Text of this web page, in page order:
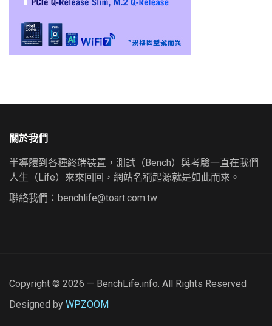
關於我們
半導體到各種終端裝置，測試（Bench）與考驗一直在我們
人生（Life）來來回回，網站名稱起源就是如此而來。
聯絡我們： benchlife@toart.com.tw
Copyright © 2026 — BenchLife.info. All Rights Reserved
Designed by WPZOOM